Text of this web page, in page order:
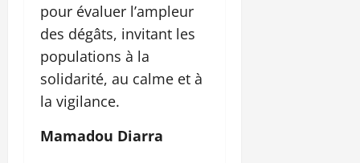
pour évaluer l’ampleur
des dégâts, invitant les
populations à la
solidarité, au calme et à
la vigilance.
Mamadou Diarra